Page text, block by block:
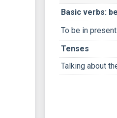
Basic verbs:
To be in
Tenses
Talking about